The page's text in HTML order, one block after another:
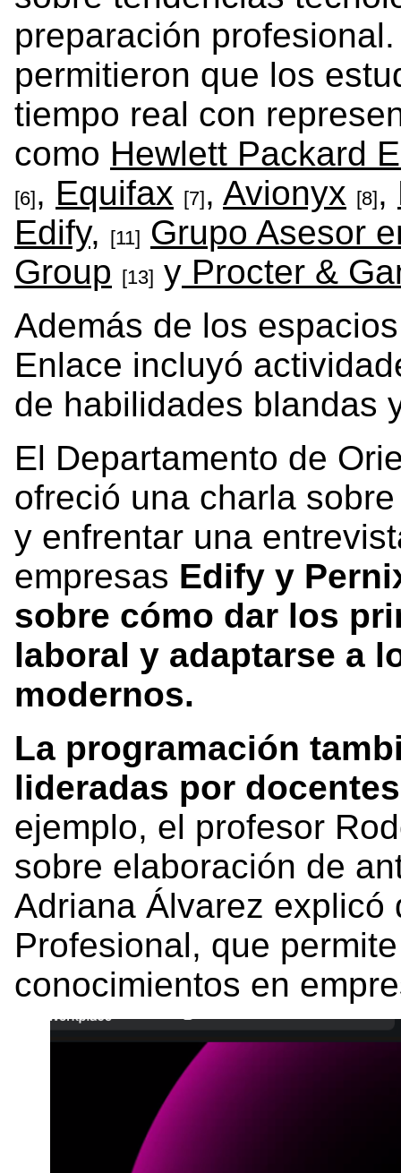
preparación
permitieron que los
tiempo real con
como Hewlett Packard
[6] , Equifax [7] , Avionyx [8] ,
Edify,
[11]
Grupo Asesor
Group
[13] y Procter &
Además de los
Enlace incluyó
de habilidades blandas
El Departamento de
ofreció una charla
y enfrentar una
empresas Edify y
sobre cómo dar los
laboral y adaptarse a
modernos.
La programación
lideradas por
ejemplo, el profesor
sobre elaboración de
Adriana Álvarez
Profesional, que
conocimientos en